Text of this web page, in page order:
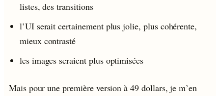
listes, des transitions
l’UI serait certainement plus jolie, plus cohérente,
mieux contrasté
les images seraient plus optimisées
Mais pour une première version à 49 dollars, je m’en